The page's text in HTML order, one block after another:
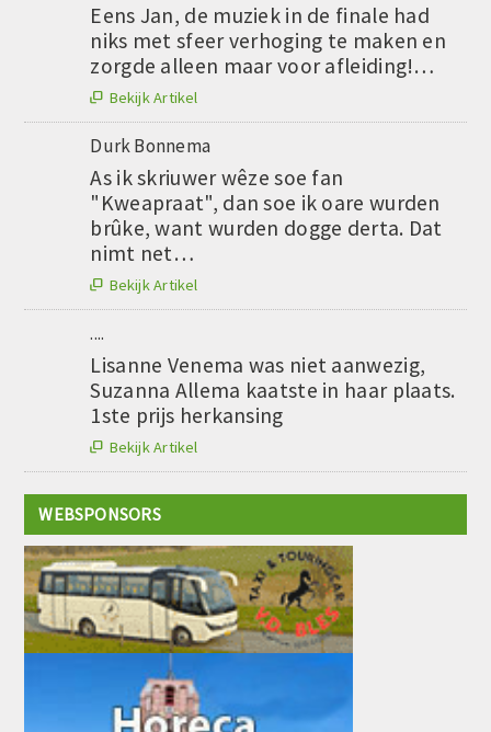
Eens Jan, de muziek in de finale had
niks met sfeer verhoging te maken en
zorgde alleen maar voor afleiding!…
 Bekijk Artikel
Durk Bonnema
As ik skriuwer wêze soe fan
"Kweapraat", dan soe ik oare wurden
brûke, want wurden dogge derta. Dat
nimt net…
 Bekijk Artikel
....
Lisanne Venema was niet aanwezig,
Suzanna Allema kaatste in haar plaats.
1ste prijs herkansing
 Bekijk Artikel
WEBSPONSORS